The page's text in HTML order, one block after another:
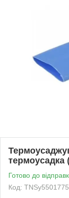
термоусадка
Готово до
Код: TNSy5501775